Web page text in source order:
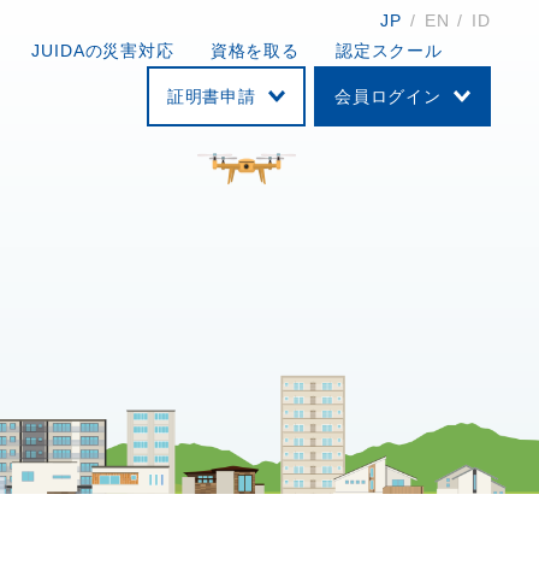
JP EN
ID
JUIDAの災害対応 資格を取る 認定スクール
証明書申請 会員ログイン